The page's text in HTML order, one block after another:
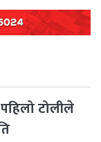
टोलीले